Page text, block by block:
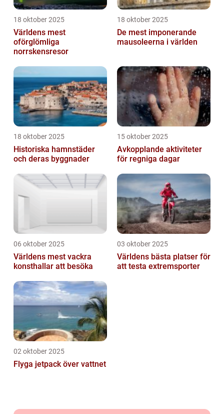
18 oktober 2025
Världens mest
oförglömliga
norrskensresor
18 oktober 2025
De mest imponerande
mausoleerna i världen
18 oktober 2025
Historiska hamnstäder
och deras byggnader
15 oktober 2025
Avkopplande aktiviteter
för regniga dagar
06 oktober 2025
Världens mest vackra
konsthallar att besöka
03 oktober 2025
Världens bästa platser för
att testa extremsporter
02 oktober 2025
Flyga jetpack över vattnet